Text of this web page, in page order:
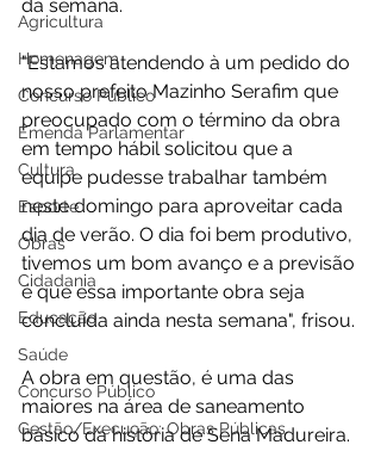
Agricultura
Homenagem
Concurso Público
Emenda Parlamentar
Cultura
Esporte
Obras
Cidadania
Educação
Saúde
Concurso Público
Gestão/Execução: Obras Públicas
da semana.
"Estamos atendendo à um pedido do
nosso prefeito Mazinho Serafim que
preocupado com o término da obra
em tempo hábil solicitou que a
equipe pudesse trabalhar também
neste domingo para aproveitar cada
dia de verão. O dia foi bem produtivo,
tivemos um bom avanço e a previsão
é que essa importante obra seja
concluída ainda nesta semana", frisou.
A obra em questão, é uma das
maiores na área de saneamento
básico da história de Sena Madureira.